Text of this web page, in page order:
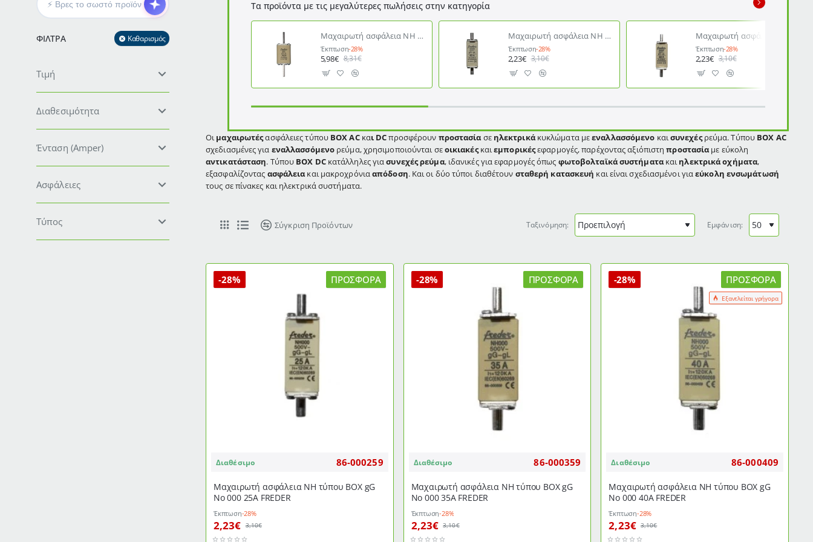
ΦΊΛΤΡΑ Καθαρισμός
Τιμή
Διαθεσιμότητα
Ένταση (Amper)
Ασφάλειες
Τύπος
Τα προϊόντα με τις μεγαλύτερες πωλήσεις στην κατηγορία
Μαχαιρωτή ασφάλεια NH τύπου ΒΟΧ gG Νο 2C 160A FREDER
Έκπτωση-28%
5,98€ 8,31€
Μαχαιρωτή ασφάλεια NH τύπου ΒΟΧ gG Νο 000 63Α FREDER
Έκπτωση-28%
2,23€ 3,10€
Έκπτωση-28%
2,23€ 3,10€
Οιμαχαιρωτέςασφάλειες τύπουBOX ACκαι DCπροσφέρουν προστασία σε ηλεκτρικά κυκλώματα μεεναλλασσόμενο καισυνεχέςρεύμα. Τύπου BOX AC
σχεδιασμένες για εναλλασσόμενο ρεύμα, χρησιμοποιούνται σεοικιακέςκαιεμπορικέςεφαρμογές, παρέχοντας αξιόπιστηπροστασία με εύκολη
αντικατάσταση. Τύπου BOX DCκατάλληλες γιασυνεχές ρεύμα, ιδανικές για εφαρμογές όπως φωτοβολταϊκά συστήματα καιηλεκτρικά οχήματα,
εξασφαλίζοντας ασφάλεια και μακροχρόνιααπόδοση. Και οι δύο τύποι διαθέτουν σταθερή κατασκευή και είναι σχεδιασμένοι γιαεύκολη ενσωμάτωσή
τους σε πίνακες και ηλεκτρικά συστήματα.
Σύγκριση Προϊόντων Ταξινόμηση: Εμφάνιση:
ΠΡΟΣΦΟΡΆ
-28%
Διαθέσιμο 86-000259
Μαχαιρωτή ασφάλεια NH τύπου ΒΟΧ gG
Νο 000 25Α FREDER
Έκπτωση-28%
2,23€ 3,10€
ΠΡΟΣΦΟΡΆ
-28%
Διαθέσιμο 86-000359
Μαχαιρωτή ασφάλεια NH τύπου ΒΟΧ gG
Νο 000 35Α FREDER
Έκπτωση-28%
2,23€ 3,10€
ΠΡΟΣΦΟΡΆ
Εξαντλείται γρήγορα
-28%
Διαθέσιμο 86-000409
Μαχαιρωτή ασφάλεια NH τύπου ΒΟΧ gG
Νο 000 40Α FREDER
Έκπτωση-28%
2,23€ 3,10€